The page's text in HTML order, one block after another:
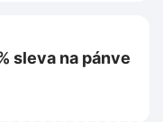
sleva na pánve